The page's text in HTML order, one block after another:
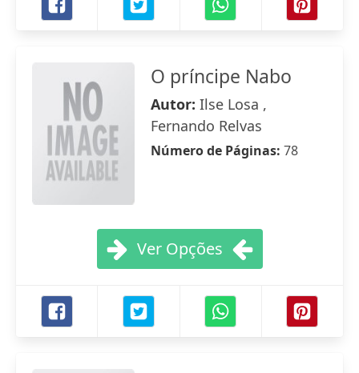
O príncipe Nabo
Autor: Ilse Losa ,
Fernando Relvas
Número de Páginas: 78
Ver Opções